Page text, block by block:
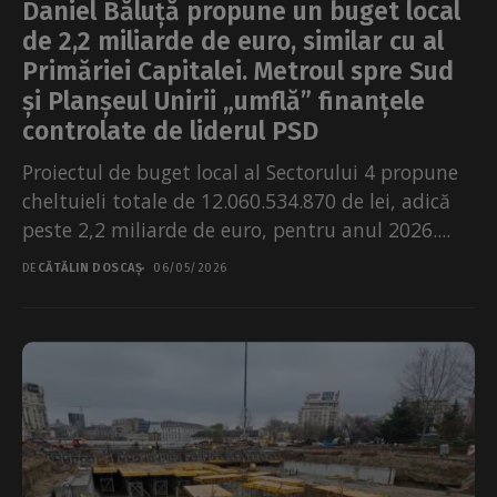
Daniel Băluță propune un buget local
de 2,2 miliarde de euro, similar cu al
Primăriei Capitalei. Metroul spre Sud
și Planșeul Unirii „umflă” finanțele
controlate de liderul PSD
Proiectul de buget local al Sectorului 4 propune
cheltuieli totale de 12.060.534.870 de lei, adică
peste 2,2 miliarde de euro, pentru anul 2026....
DE CĂTĂLIN DOSCAȘ 06/05/2026